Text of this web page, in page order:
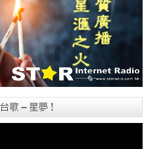
歌 – 星夢！